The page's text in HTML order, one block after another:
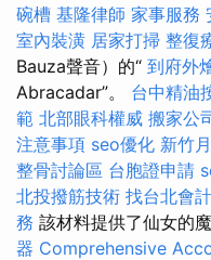
碗槽 基隆律師 家事服務
室內裝潢 居家打掃 整復
Bauza聲音）的“ 到府外
Abracadar”。 台中精油
範 北部眼科權威 搬家公
注意事項 seo優化 新竹
整骨討論區 台胞證申請
北投撥筋技術 找台北會
務 該材料提供了仙女的
器 Comprehensive